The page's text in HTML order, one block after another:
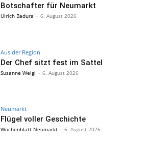
Botschafter für Neumarkt
Ulrich Badura - 6. August 2026
Aus der Region
Der Chef sitzt fest im Sattel
Susanne Weigl - 6. August 2026
Neumarkt
Flügel voller Geschichte
Wochenblatt Neumarkt - 6. August 2026